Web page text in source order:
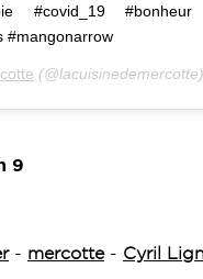
#covid_19 #bonheur
#mangonarrow
9
- mercotte- Cyril